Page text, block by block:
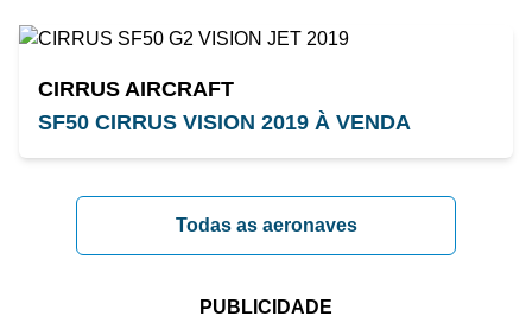
CIRRUS AIRCRAFT
SF50 CIRRUS VISION 2019 À VENDA
Todas as aeronaves
PUBLICIDADE